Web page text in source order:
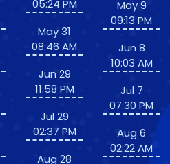
05:24 PM
May 31
08:46 AM
Jun 29
11:58 PM
Jul 29
02:37 PM
Aug 28
May 9
09:13 PM
Jun 8
10:03 AM
Jul 7
07:30 PM
Aug 6
02:22 AM